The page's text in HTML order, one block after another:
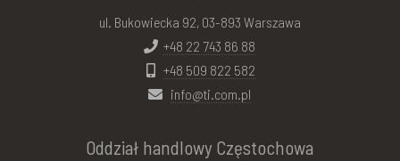
ul. Bukowiecka 92, 03-893 Warszawa
+48 22 743 86 88
+48 509 822 582
info@ti.com.pl
Oddział handlowy Częstochowa